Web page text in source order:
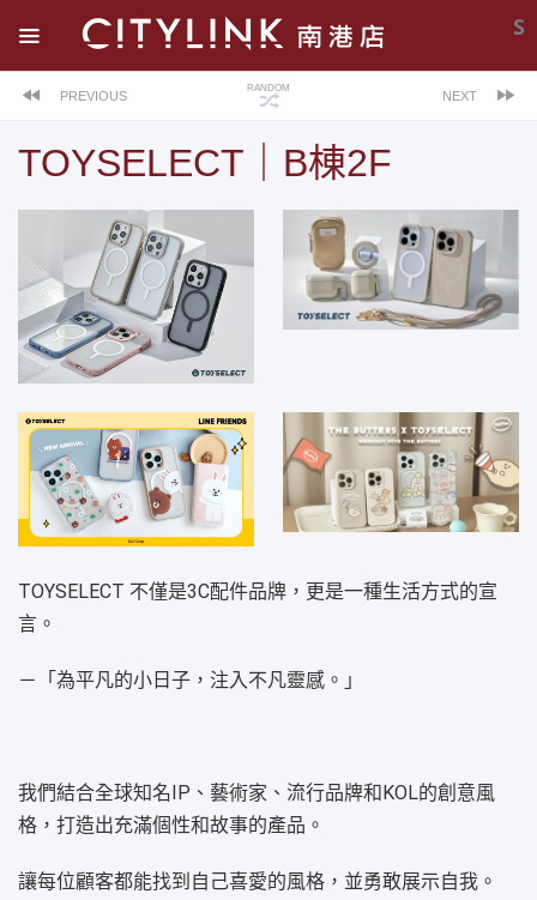
S
PREVIOUS
RANDOM
NEXT
TOYSELECT｜B棟2F
TOYSELECT 不僅是3C配件品牌，更是一種生活方式的宣
言。
－「為平凡的小日子，注入不凡靈感。」
我們結合全球知名IP、藝術家、流行品牌和KOL的創意風
格，打造出充滿個性和故事的產品。
讓每位顧客都能找到自己喜愛的風格，並勇敢展示自我。